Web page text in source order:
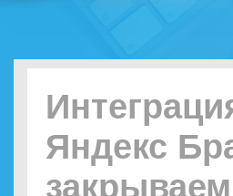
Яндекс